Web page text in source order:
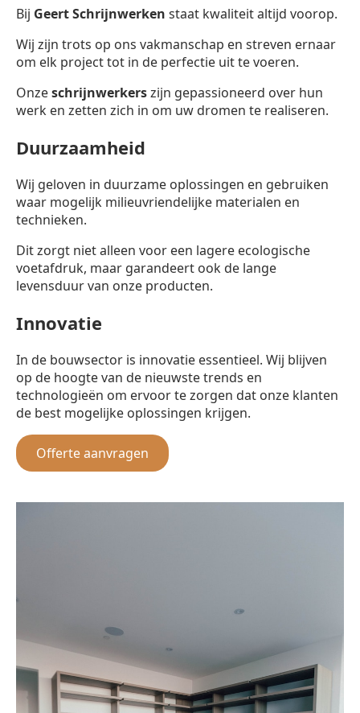
Bij Geert Schrijnwerken staat kwaliteit altijd voorop.
Wij zijn trots op ons vakmanschap en streven ernaar
om elk project tot in de perfectie uit te voeren.
Onzeschrijnwerkerszijn gepassioneerd over hun
werk en zetten zich in om uw dromen te realiseren.
Duurzaamheid
Wij geloven in duurzame oplossingen en gebruiken
waar mogelijk milieuvriendelijke materialen en
technieken.
Dit zorgt niet alleen voor een lagere ecologische
voetafdruk, maar garandeert ook de lange
levensduur van onze producten.
Innovatie
In de bouwsector is innovatie essentieel. Wij blijven
op de hoogte van de nieuwste trends en
technologieën om ervoor te zorgen dat onze klanten
de best mogelijke oplossingen krijgen.
Offerte aanvragen